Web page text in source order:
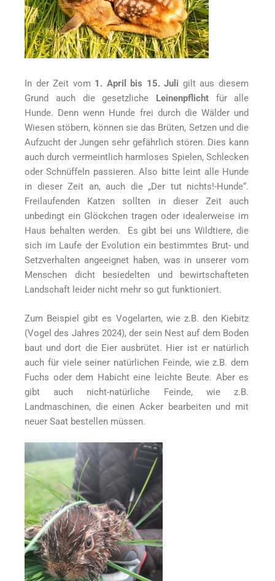
In der Zeit vom 1. April bis 15. Juli gilt aus diesem
Grund auch die gesetzliche Leinenpflicht für alle
Hunde. Denn wenn Hunde frei durch die Wälder und
Wiesen stöbern, können sie das Brüten, Setzen und die
Aufzucht der Jungen sehr gefährlich stören. Dies kann
auch durch vermeintlich harmloses Spielen, Schlecken
oder Schnüffeln passieren. Also bitte leint alle Hunde
in dieser Zeit an, auch die „Der tut nichts!-Hunde“.
Freilaufenden Katzen sollten in dieser Zeit auch
unbedingt ein Glöckchen tragen oder idealerweise im
Haus behalten werden. Es gibt bei uns Wildtiere, die
sich im Laufe der Evolution ein bestimmtes Brut- und
Setzverhalten angeeignet haben, was in unserer vom
Menschen dicht besiedelten und bewirtschafteten
Landschaft leider nicht mehr so gut funktioniert.
Zum Beispiel gibt es Vogelarten, wie z.B. den Kiebitz
(Vogel des Jahres 2024), der sein Nest auf dem Boden
baut und dort die Eier ausbrütet. Hier ist er natürlich
auch für viele seiner natürlichen Feinde, wie z.B. dem
Fuchs oder dem Habicht eine leichte Beute. Aber es
gibt auch nicht-natürliche Feinde, wie z.B.
Landmaschinen, die einen Acker bearbeiten und mit
neuer Saat bestellen müssen.